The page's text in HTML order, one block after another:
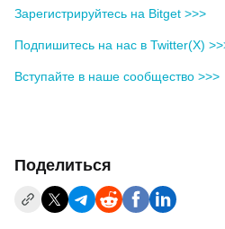
Зарегистрируйтесь на Bitget >>>
Подпишитесь на нас в Twitter(X)
Вступайте в наше сообщество >>>
Поделиться